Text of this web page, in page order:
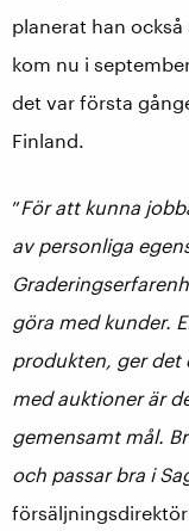
planerat han
kom nu i
det var första
Finland.
”För att kunna
av personliga
göra med kunder.
produkten, ger det
med auktioner är
gemensamt mål.
och passar bra i
försäljningsdirektör